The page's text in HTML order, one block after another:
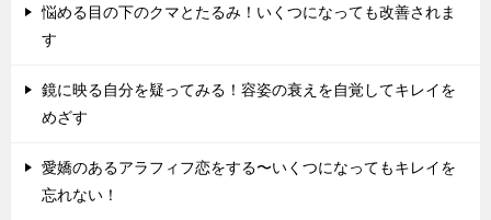
悩める目の下のクマとたるみ！いくつになっても改善されま
す
鏡に映る自分を疑ってみる！容姿の衰えを自覚してキレイを
めざす
愛嬌のあるアラフィフ恋をする〜いくつになってもキレイを
忘れない！